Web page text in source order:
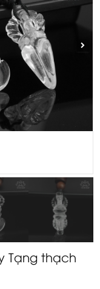
Tạng thạch